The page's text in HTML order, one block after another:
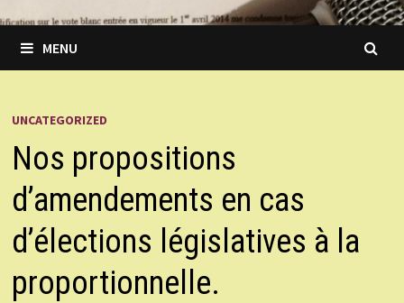
MENU
UNCATEGORIZED
Nos propositions
d’amendements en cas
d’élections législatives à la
proportionnelle.